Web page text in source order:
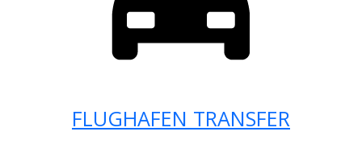
FLUGHAFEN TRANSFER